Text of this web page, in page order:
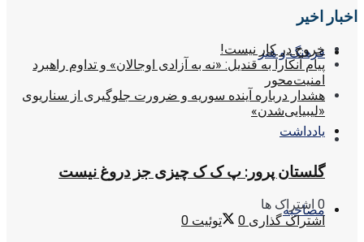
فرهنگ و هنر
یادداشت
مصاحبه
اخبار اخیر
خروج در کار نیست!
پیام آنکارا به قندیل: «نه به آزادی اوجالان» و تداوم راهبرد
امنیت‌محور
هشدار درباره آینده سوریه و ضرورت جلوگیری از سناریوی
«لیبیایی‌شدن»
گلستان پرور: پ ک ک چیزی جز دروغ نیست
0 اشتراک ها
اشتراک گذاری 0 توئیت 0